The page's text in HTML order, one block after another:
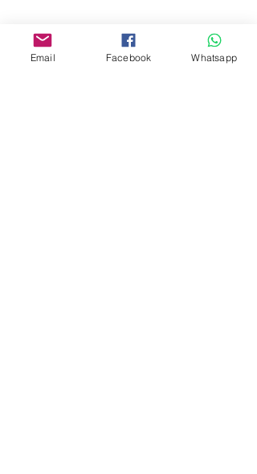
地址︰
油麻地彌敦道534-538
現時點
Email Facebook Whatsapp